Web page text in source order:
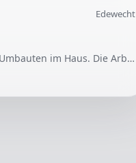
Edewecht
Gesucht wird ein Handwerker/eine Handwerkerin für verschiedene Reparaturen und kleine Umbauten im Haus. Die Arbeiten umfassen Trockenbau, das Einbauen einer Zimmertür und andere Handwerksleistungen.